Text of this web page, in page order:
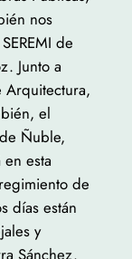
nos
de
Junto a
Arquitectura,
el
Ñuble,
esta
de
días están
y
Sánchez.